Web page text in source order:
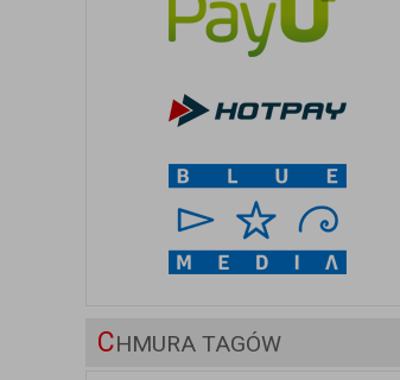
CHMURA TAGÓW